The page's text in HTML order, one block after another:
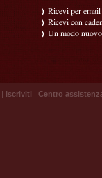
Ricevi per
Ricevi con
Un modo
| Iscriviti | Centro